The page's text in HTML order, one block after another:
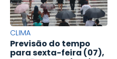
CLIMA
Previsão do tempo
para sexta-feira (07),